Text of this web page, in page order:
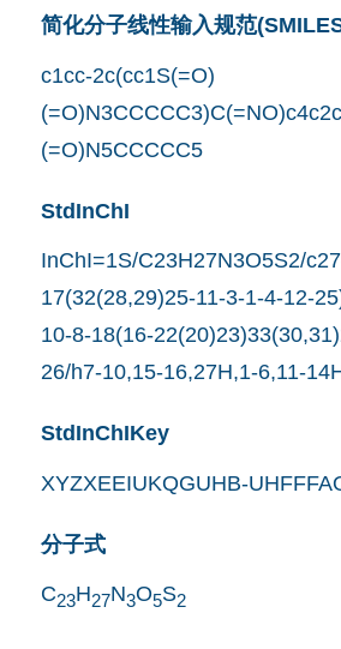
简化分子线性输入规范
c1cc-2c(cc1S(=O)
(=O)N5CCCCC5
StdInChI
InChI=1S/C23H27N3O5S2/
17(32(28,29)25-11-3-1-4-12-
10-8-18(16-
26/h7-10,15-16,27H,1-6,11-
StdInChIKey
XYZXEEIUKQGUHB-
分子式
C23H27N3O5S2